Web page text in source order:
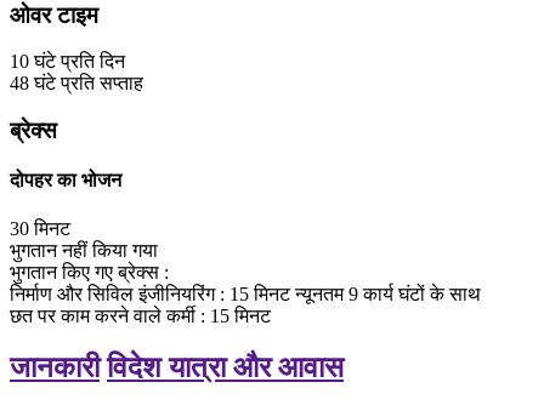
ओवर टाइम
10घंटेप्रति दिन
48घंटेप्रति सप्ताह
ब्रेक्स
दोपहर का भोजन
30मिनट
भुगतान नहीं किया गया
भुगतान किए गए ब्रेक्स :
निर्माण और सिविल इंजीनियरिंग : 15मिनटन्यूनतम 9 कार्य घंटों के साथ
छत पर काम करने वाले कर्मी : 15मिनट
जानकारी विदेश यात्रा और आवास